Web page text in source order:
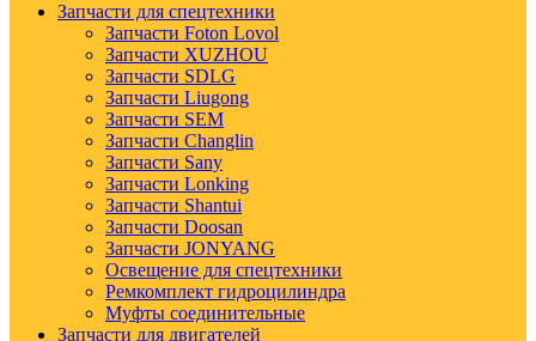
Запчасти для спецтехники
Запчасти Foton Lovol
Запчасти XUZHOU
Запчасти SDLG
Запчасти Liugong
Запчасти SEM
Запчасти Changlin
Запчасти Sany
Запчасти Lonking
Запчасти Shantui
Запчасти Doosan
Запчасти JONYANG
Освещение для спецтехники
Ремкомплект гидроцилиндра
Муфты соединительные
Запчасти для двигателей